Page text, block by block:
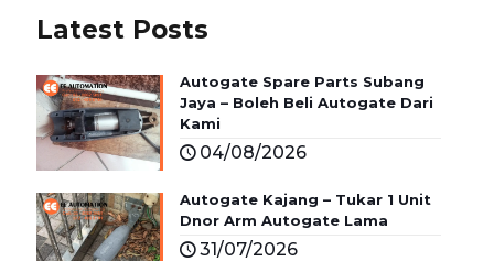
Latest Posts
Autogate Spare Parts Subang
Jaya – Boleh Beli Autogate Dari
Kami
04/08/2026
Autogate Kajang – Tukar 1 Unit
Dnor Arm Autogate Lama
31/07/2026